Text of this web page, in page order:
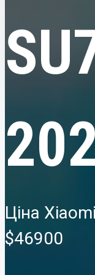
Авто з
Аксесуари
Ціна
$46900